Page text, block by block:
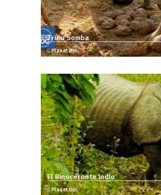
Tribu Somba
Planet Doc
El Rinoceronte Indio
Planet Doc